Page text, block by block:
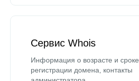
Сервис Whois
Информация о возрасте и сроке
регистрации домена, контакты